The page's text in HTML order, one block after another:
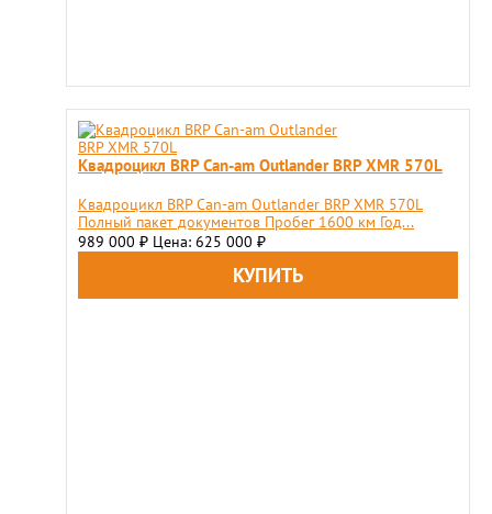
Квадроцикл BRP Can-am Outlander BRP XMR 570L
Квадроцикл BRP Can-am Outlander BRP XMR 570L
Полный пакет документов Пробег 1600 км Год...
989 000 ₽ Цена: 625 000 ₽